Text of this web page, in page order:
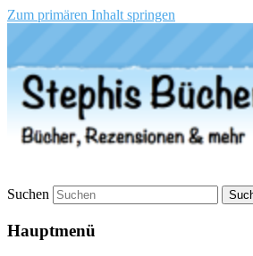
Zum primären Inhalt springen
Stephis Bücher Blog
Suchen
Hauptmenü